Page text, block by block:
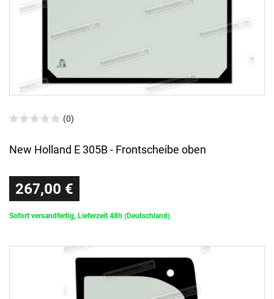
(0)
New Holland E 305B - Frontscheibe oben
267,00 €
Sofort versandfertig, Lieferzeit 48h (Deutschland)